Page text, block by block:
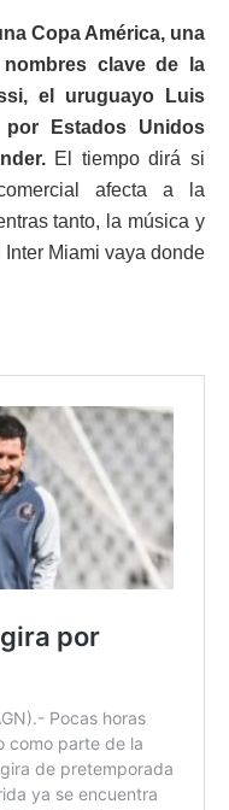
Copa América, una
nombres clave de la
el uruguayo Luis
Estados Unidos
El tiempo dirá si
afecta a la
tanto, la música y
Miami vaya donde